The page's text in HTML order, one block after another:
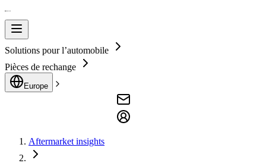
Solutions pour l’automobile
Pièces de rechange
Europe
Aftermarket insights